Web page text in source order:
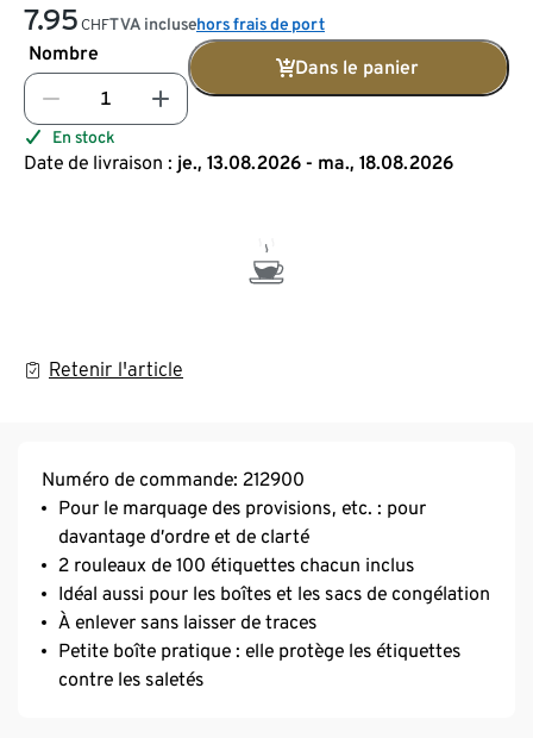
7.95 CHFTVA inclusehors frais de port
Nombre
Dans le panier
En stock
Date de livraison : je., 13.08.2026 - ma., 18.08.2026
Retenir l'article
Numéro de commande: 212900
Pour le marquage des provisions, etc. : pour
davantage d’ordre et de clarté
2 rouleaux de 100 étiquettes chacun inclus
Idéal aussi pour les boîtes et les sacs de congélation
À enlever sans laisser de traces
Petite boîte pratique : elle protège les étiquettes
contre les saletés